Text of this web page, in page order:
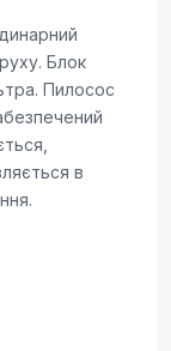
Блок
Пилосос
в